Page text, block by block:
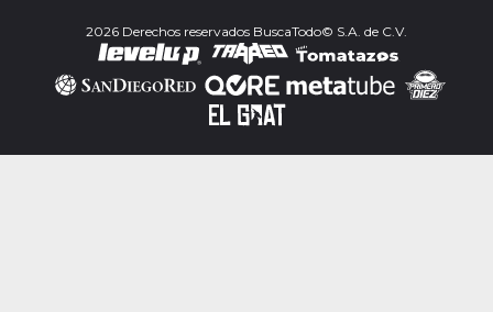
2026 Derechos reservados BuscaTodo© S.A. de C.V.